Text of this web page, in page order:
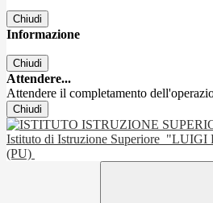
Chiudi
Informazione
Chiudi
Attendere...
Attendere il completamento
Chiudi
Istituto di Istruzione Superiore "LUIGI
(PU)